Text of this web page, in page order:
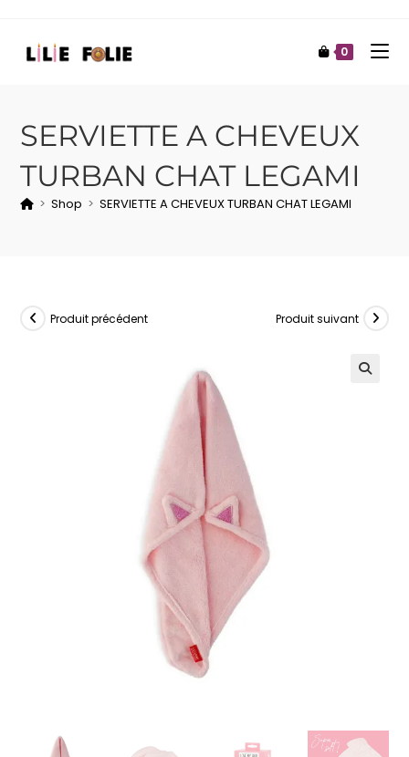
0
SERVIETTE A CHEVEUX
TURBAN CHAT LEGAMI
> Shop > SERVIETTE A CHEVEUX TURBAN CHAT LEGAMI
Produit précédent Produit suivant